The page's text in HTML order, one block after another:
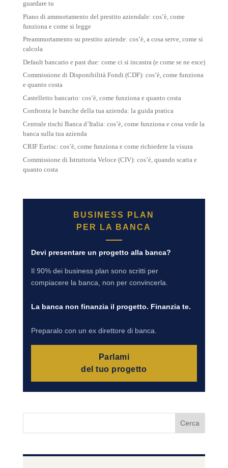
guardare tu
Piano di ammortamento del prestito aziendale: cos’è, come
funziona e come si legge
Preammortamento su prestito aziende: cos’è, a cosa serve, come si
calcola
Default bancario e past due: come ci si incastra (e come se ne esce)
Commissione di Disponibilità Fondi (CDF): cos’è, come funziona
e quanto costa
Castelletto bancario: cos’è, come funziona e quanto costa
Confronta le banche della tua azienda: la guida pratica
Centrale rischi Banca d’Italia: cos’è, come funziona e cosa vede la
banca sulla tua azienda
CRIF Eurisc: cos’è, come funziona e come richiedere la visura
Commissione di Istruttoria Veloce (CIV): cos’è, quando scatta e
quanto costa
BUSINESS PLAN
PER LA BANCA
Devi presentare un progetto alla banca?
Il 90% dei business plan sono scritti per
compiacere la banca, non per convincerla.
La banca non finanzia il progetto. Finanzia te.
Preparalo con un ex direttore di banca.
Parlami
del tuo progetto